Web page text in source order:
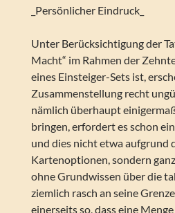
_Persönlicher Eindruck_
Unter Berücksichtigung der
Macht“ im Rahmen der
eines Einsteiger-Sets ist,
Zusammenstellung recht
nämlich überhaupt
bringen, erfordert es schon
und dies nicht etwa aufgrund
Kartenoptionen, sondern
ohne Grundwissen über die
ziemlich rasch an seine
einerseits so, dass eine